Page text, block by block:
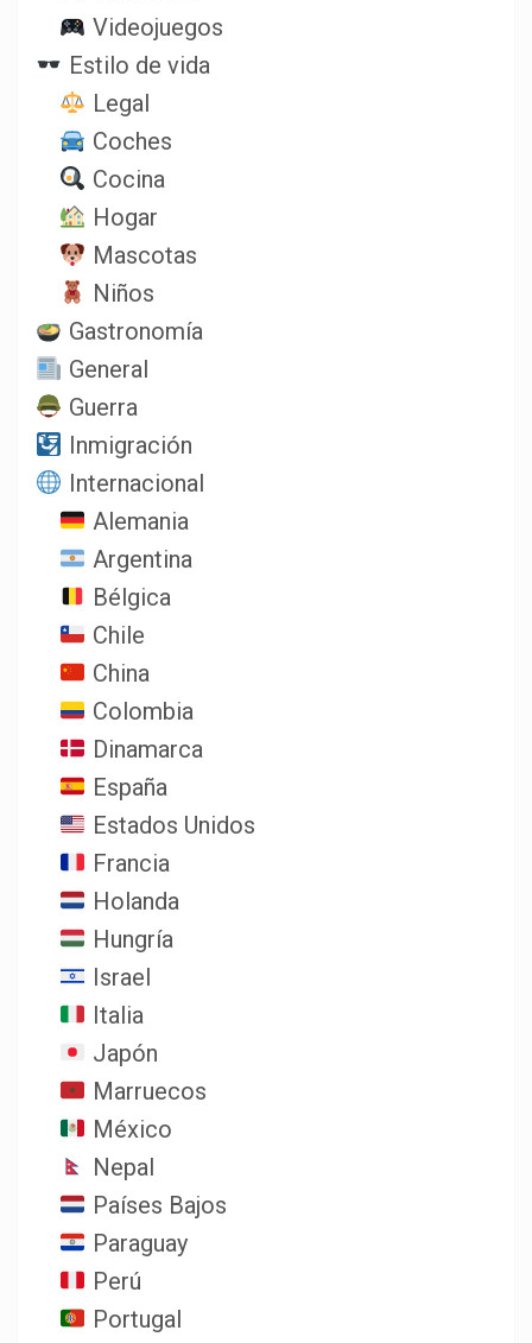
Videojuegos
Estilo de vida
Legal
Coches
Cocina
Hogar
Mascotas
Niños
Gastronomía
General
Guerra
Inmigración
Internacional
Alemania
Argentina
Bélgica
Chile
China
Colombia
Dinamarca
España
Estados Unidos
Francia
Holanda
Hungría
Israel
Italia
Japón
Marruecos
México
Nepal
Países Bajos
Paraguay
Perú
Portugal